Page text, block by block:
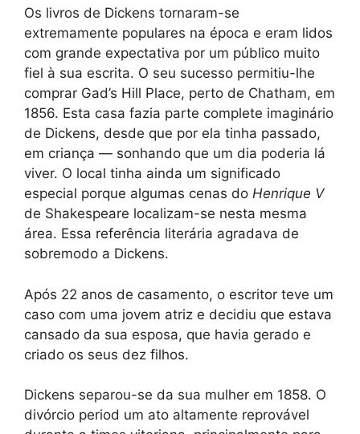
Os livros de Dickens tornaram-se
extremamente populares na época e eram lidos
com grande expectativa por um público muito
fiel à sua escrita. O seu sucesso permitiu-lhe
comprar Gad’s Hill Place, perto de Chatham, em
1856. Esta casa fazia parte complete imaginário
de Dickens, desde que por ela tinha passado,
em criança — sonhando que um dia poderia lá
viver. O local tinha ainda um significado
especial porque algumas cenas do Henrique V
de Shakespeare localizam-se nesta mesma
área. Essa referência literária agradava de
sobremodo a Dickens.
Após 22 anos de casamento, o escritor teve um
caso com uma jovem atriz e decidiu que estava
cansado da sua esposa, que havia gerado e
criado os seus dez filhos.
Dickens separou-se da sua mulher em 1858. O
divórcio period um ato altamente reprovável